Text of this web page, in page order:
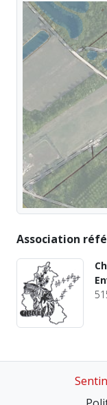
Association